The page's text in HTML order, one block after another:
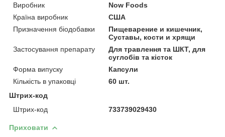
Виробник
Now Foods
Країна виробник
США
Призначення біодобавки
Пищеварение и кишечник,
Суставы, кости и хрящи
Застосування препарату
Для травлення та ШКТ, для
суглобів та кісток
Форма випуску
Капсули
Кількість в упаковці
60 шт.
Штрих-код
Штрих-код
733739029430
Приховати